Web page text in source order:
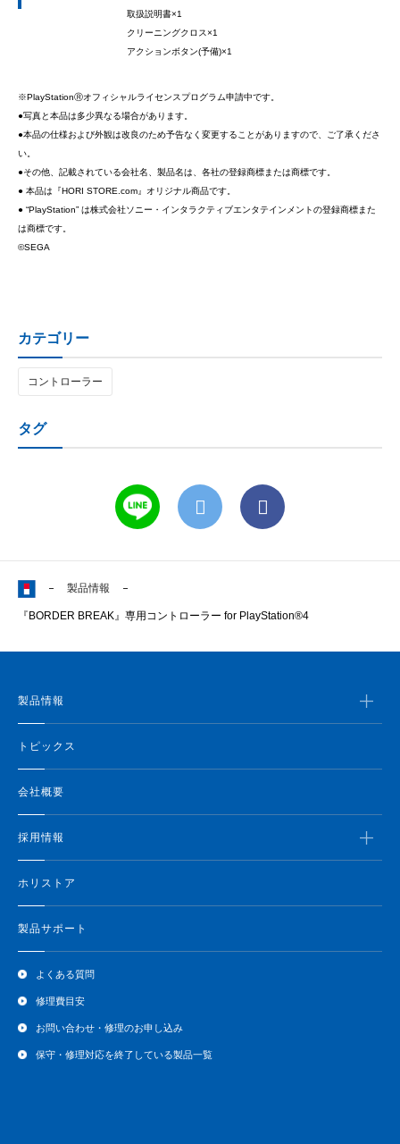
取扱説明書×1
クリーニングクロス×1
アクションボタン(予備)×1
※PlayStationⓇオフィシャルライセンスプログラム申請中です。
●写真と本品は多少異なる場合があります。
●本品の仕様および外観は改良のため予告なく変更することがありますので、ご了承くださ
い。
●その他、記載されている会社名、製品名は、各社の登録商標または商標です。
● 本品は『HORI STORE.com』オリジナル商品です。
● “PlayStation” は株式会社ソニー・インタラクティブエンタテインメントの登録商標また
は商標です。
©SEGA
カテゴリー
コントローラー
タグ
製品情報
『BORDER BREAK』専用コントローラー for PlayStation®4
製品情報
トピックス
会社概要
採用情報
ホリストア
製品サポート
よくある質問
修理費目安
お問い合わせ・修理のお申し込み
保守・修理対応を終了している製品一覧